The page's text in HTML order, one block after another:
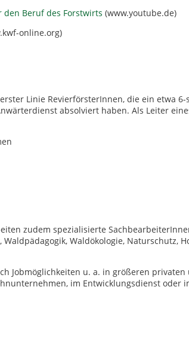
den Beruf des Forstwirts (www.youtube.de)
online.org)
Linie RevierförsterInnen, die ein etwa 6-
absolviert haben. Als Leiter
zudem spezialisierte
Waldökologie, Naturschutz,
Jobmöglichkeiten u. a. in größeren
im Entwicklungsdienst oder